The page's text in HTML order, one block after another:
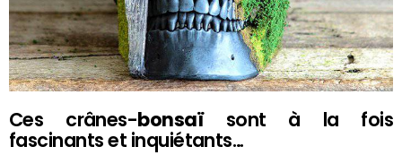
Ces crânes-bonsaïsont à la fois
fascinants et inquiétants…